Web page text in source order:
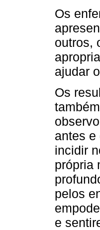
Os
outros,
ajudar
Os
antes e
incidir
própria
pelos
e